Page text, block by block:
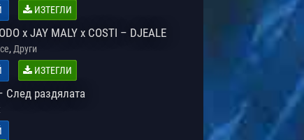
ИЗТЕГЛИ
x JAY MALY x COSTI – DJEALE
, Други
ИЗТЕГЛИ
раздялата